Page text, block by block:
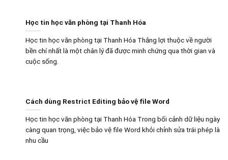
Học tin học văn phòng tại Thanh Hóa
Học tin học văn phòng tại Thanh Hóa Thắng lợi thuộc về người
bền chí nhất là một chân lý đã được minh chứng qua thời gian và
cuộc sống.
Cách dùng Restrict Editing bảo vệ file Word
Học tin học văn phòng tại Thanh Hóa Trong bối cảnh dữ liệu ngày
càng quan trọng, việc bảo vệ file Word khỏi chỉnh sửa trái phép là
nhu cầu